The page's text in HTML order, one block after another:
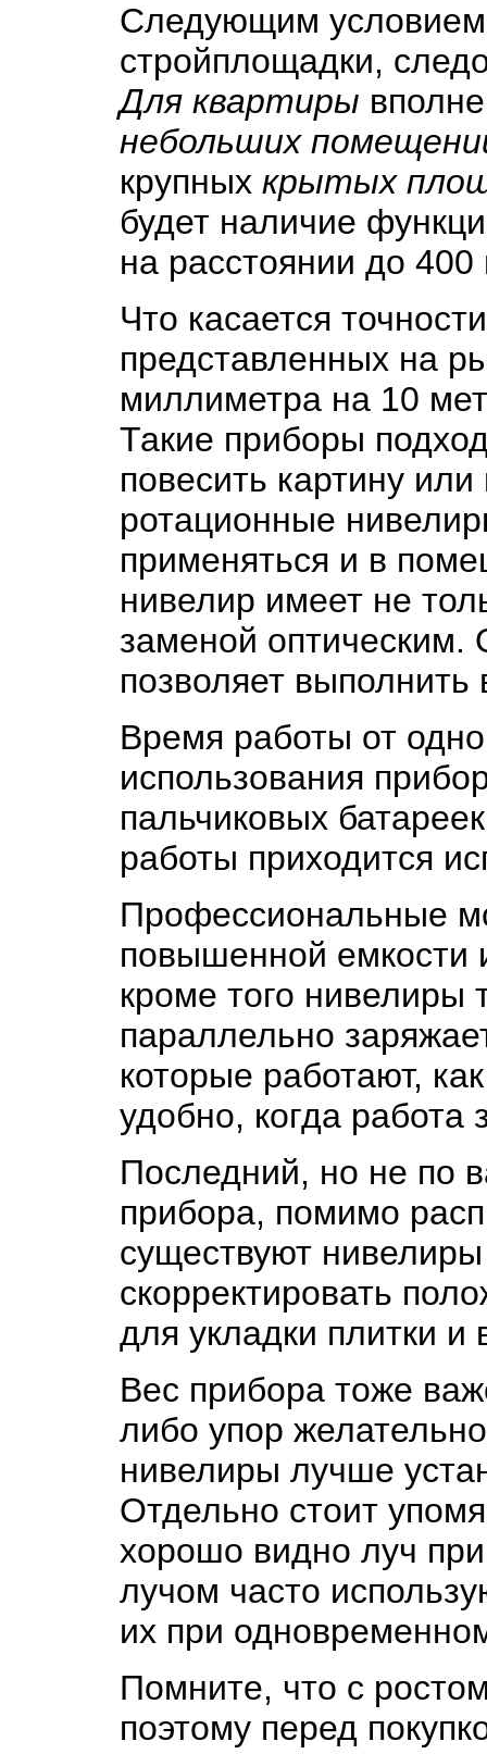
Следующим условием
стройплощадки,
Для квартиры
небольших
крупных крытых
будет наличие
на расстоянии до
Что касается
представленных на
миллиметра на 10
Такие приборы
повесить картину
ротационные
применяться и в
нивелир имеет не
заменой
позволяет
Время работы от
использования
пальчиковых
работы приходится
Профессиональные
повышенной емкости
кроме того нивелиры
параллельно
которые работают,
удобно, когда работа
Последний, но не по
прибора, помимо
существуют нивелиры
скорректировать
для укладки плитки и
Вес прибора тоже
либо упор
нивелиры лучше
Отдельно стоит
хорошо видно луч
лучом часто
их при
Помните, что с
поэтому перед